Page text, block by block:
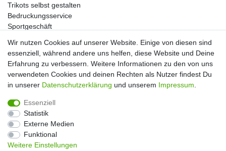
Trikots selbst gestalten
Bedruckungsservice
Sportgeschäft
Widerrufs­recht
Wir nutzen Cookies auf unserer Website. Einige von diesen sind
essenziell, während andere uns helfen, diese Website und Deine
Erfahrung zu verbessern. Weitere Informationen zu den von uns
verwendeten Cookies und deinen Rechten als Nutzer findest Du
in unserer Daten­schutz­erklärung und unserem Impressum
Essenziell
Statistik
Externe Medien
Funktional
Weitere Einstellungen